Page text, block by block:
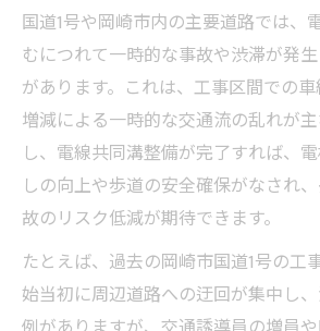
国道1号や岡崎市内の主要道路では、
むにつれて一時的な事故や渋滞が発
があります。これは、工事区間での
増減による一時的な交通流の乱れが
し、電線共同溝整備が完了すれば、
しの向上や歩道の安全確保がなされ
故のリスク低減が期待できます。
たとえば、過去の岡崎市国道1号の工
始当初に周辺道路への迂回が集中し